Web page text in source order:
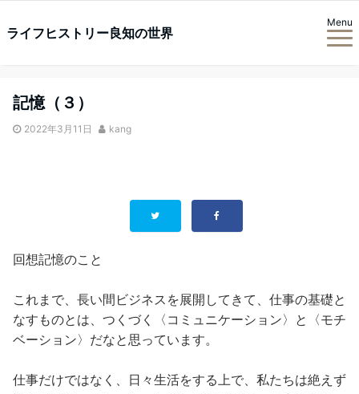
ライフヒストリー良知の世界
Menu
記憶（３）
2022年3月11日 kang
回想記憶のこと
これまで、長い間ビジネスを展開してきて、仕事の基礎と
なすものとは、つくづく〈コミュニケーション〉と〈モチ
ベーション〉だなと思っています。
仕事だけではなく、日々生活をする上で、私たちは絶えず